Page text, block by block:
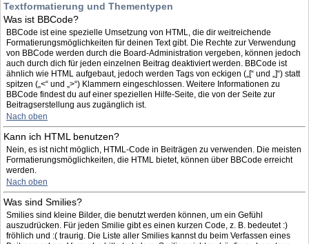
Textformatierung und Thementypen
Was ist BBCode?
BBCode ist eine spezielle Umsetzung von HTML, die dir weitreichende
Formatierungsmöglichkeiten für deinen Text gibt. Die Rechte zur Verwendung
von BBCode werden durch die Board-Administration vergeben, können jedoch
auch durch dich für jeden einzelnen Beitrag deaktiviert werden. BBCode ist
ähnlich wie HTML aufgebaut, jedoch werden Tags von eckigen („[“ und „]“) statt
spitzen („<“ und „>“) Klammern eingeschlossen. Weitere Informationen zu
BBCode findest du auf einer speziellen Hilfe-Seite, die von der Seite zur
Beitragserstellung aus zugänglich ist.
Nach oben
Kann ich HTML benutzen?
Nein, es ist nicht möglich, HTML-Code in Beiträgen zu verwenden. Die meisten
Formatierungsmöglichkeiten, die HTML bietet, können über BBCode erreicht
werden.
Nach oben
Was sind Smilies?
Smilies sind kleine Bilder, die benutzt werden können, um ein Gefühl
auszudrücken. Für jeden Smilie gibt es einen kurzen Code, z. B. bedeutet :)
fröhlich und :( traurig. Die Liste aller Smilies kannst du beim Verfassen eines